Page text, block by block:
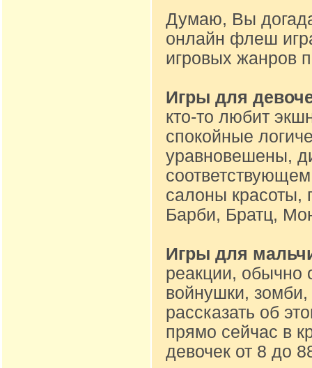
Думаю, Вы
онлайн флеш
игровых жанров
Игры для
кто-то любит
спокойные
уравновешены,
салоны красоты,
Барби, Братц,
Игры для
реакции, обычно
войнушки, зомби,
рассказать об
прямо сейчас в
девочек от 8 до